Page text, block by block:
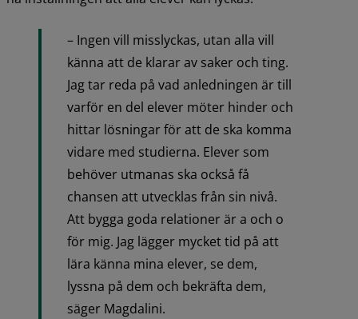
– Ingen vill misslyckas, utan alla vill
känna att de klarar av saker och ting.
Jag tar reda på vad anledningen är till
varför en del elever möter hinder och
hittar lösningar för att de ska komma
vidare med studierna. Elever som
behöver utmanas ska också få
chansen att utvecklas från sin nivå.
Att bygga goda relationer är a och o
för mig. Jag lägger mycket tid på att
lära känna mina elever, se dem,
lyssna på dem och bekräfta dem,
säger Magdalini.